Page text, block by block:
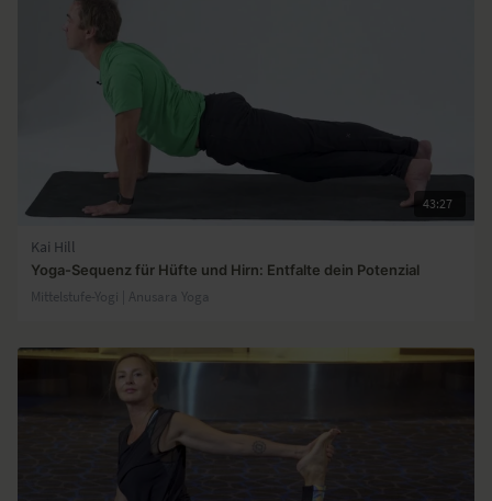
43:27
Kai Hill
Yoga-Sequenz für Hüfte und Hirn: Entfalte dein Potenzial
Mittelstufe-Yogi | Anusara Yoga